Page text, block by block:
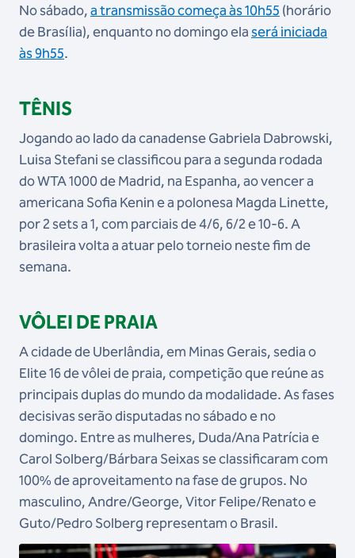
No sábado,a transmissão começa às 10h55 (horário
de Brasília), enquanto no domingo elaserá iniciada
às 9h55.
TÊNIS
Jogando ao lado da canadense Gabriela Dabrowski,
Luisa Stefani se classificou para a segunda rodada
do WTA 1000 de Madrid, na Espanha, ao vencer a
americana Sofia Kenin e a polonesa Magda Linette,
por 2 sets a 1, com parciais de 4/6, 6/2 e 10-6. A
brasileira volta a atuar pelo torneio neste fim de
semana.
VÔLEI DE PRAIA
A cidade de Uberlândia, em Minas Gerais, sedia o
Elite 16 de vôlei de praia, competição que reúne as
principais duplas do mundo da modalidade. As fases
decisivas serão disputadas no sábado e no
domingo. Entre as mulheres, Duda/Ana Patrícia e
Carol Solberg/Bárbara Seixas se classificaram com
100% de aproveitamento na fase de grupos. No
masculino, Andre/George, Vitor Felipe/Renato e
Guto/Pedro Solberg representam o Brasil.